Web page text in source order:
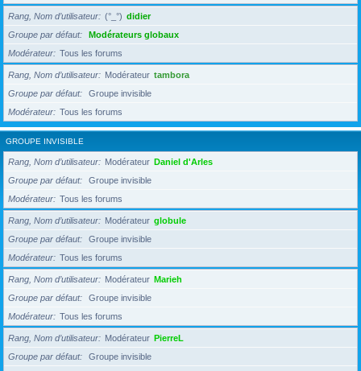
Rang, Nom d’utilisateur (°_°) didier
Groupe par défaut
Modérateurs globaux
Modérateur
Tous les forums
Rang, Nom d’utilisateur Modérateur tambora
Groupe par défaut
Groupe invisible
Modérateur
Tous les forums
GROUPE INVISIBLE
Rang, Nom d’utilisateur Modérateur Daniel d'Arles
Groupe par défaut
Groupe invisible
Modérateur
Tous les forums
Rang, Nom d’utilisateur Modérateur globule
Groupe par défaut
Groupe invisible
Modérateur
Tous les forums
Rang, Nom d’utilisateur Modérateur Marieh
Groupe par défaut
Groupe invisible
Modérateur
Tous les forums
Rang, Nom d’utilisateur Modérateur PierreL
Groupe par défaut
Groupe invisible